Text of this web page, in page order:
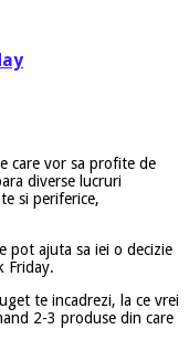
care vor sa profite de
diverse lucruri
si periferice,
pot ajuta sa iei o decizie
Friday.
te incadrezi, la ce vrei
2-3 produse din care